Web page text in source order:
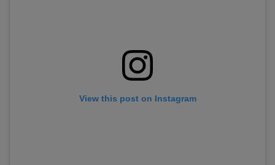
View this post on Instagram